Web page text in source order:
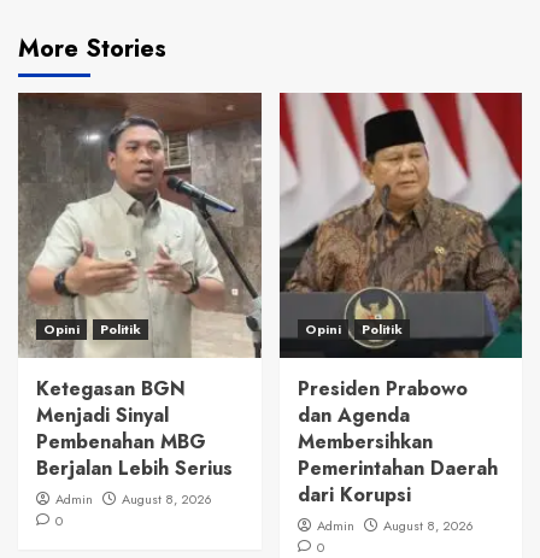
More Stories
Opini Politik
Ketegasan BGN
Menjadi Sinyal
Pembenahan MBG
Berjalan Lebih Serius
Admin
August 8, 2026
0
Opini Politik
Presiden Prabowo
dan Agenda
Membersihkan
Pemerintahan Daerah
dari Korupsi
Admin
August 8, 2026
0